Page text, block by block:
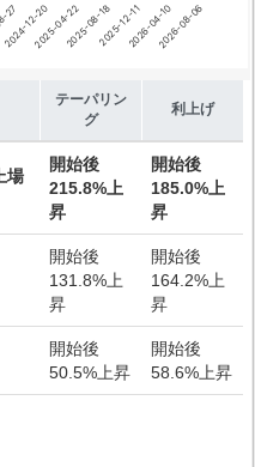
27
2024-12-202025-04-222025-08-182025-12-112026-04-102026-08-06
テーパリン
グ
利上げ
場
開始後
215.8%上
昇
開始後
185.0%上
昇
開始後
131.8%上
昇
開始後
164.2%上
昇
開始後
50.5%上昇
開始後
58.6%上昇